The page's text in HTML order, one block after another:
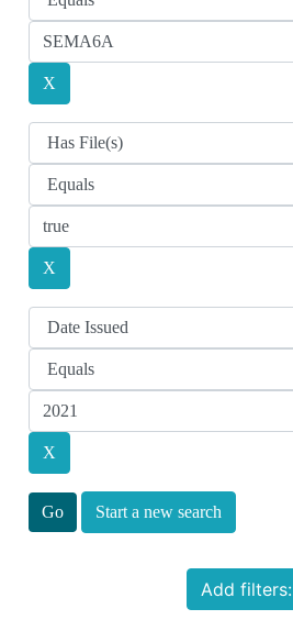
Start a new search
Add filters: